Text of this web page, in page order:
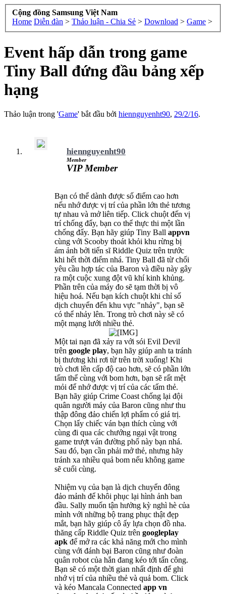
Cộng đồng Samsung Việt Nam
Home Diễn đàn > Thảo luận - Chia Sẻ > Download > Game >
Event hấp dẫn trong game
Tiny Ball đứng đầu bảng xếp
hạng
Thảo luận trong 'Game' bắt đầu bởi hiennguyenht90, 29/2/16.
hiennguyenht90
Member
VIP Member
Bạn có thể dành được số điểm cao hơn
nếu nhớ được vị trí của phần lớn thẻ tương
tự nhau và mở liên tiếp. Click chuột đến vị
trí chống đẩy, bạn co thể thực thi một lần
chống đẩy. Bạn hãy giúp Tiny Ball appvn
cùng với Scooby thoát khỏi khu rừng bị
ám ảnh bởi tiến sĩ Riddle Quiz trên trước
khi hết thời điểm nhá. Tiny Ball đã từ chối
yêu cầu hợp tác của Baron và điều này gây
ra một cuộc xung đột vũ khí kinh khủng.
Phần trên của máy đo sẽ tạm thời bị vô
hiệu hoá. Nếu bạn kích chuột khi chỉ số
dịch chuyển đến khu vực "nhảy", bạn sẽ
có thể nhảy lên. Trong trò chơi này sẽ có
một mạng lưới nhiều thẻ.
Một tai nạn đã xảy ra với sói Evil Devil
trên google play, bạn hãy giúp anh ta tránh
bị thương khi rơi từ trên trời xuống! Khi
trò chơi lên cấp độ cao hơn, sẽ có phần lớn
tấm thể cùng với bom hơn, bạn sẽ rất mệt
mỏi để nhớ được vị trí của các tấm thẻ.
Bạn hãy giúp Crime Coast chống lại đội
quân người máy của Baron cũng như thu
thập đông đảo chiến lợi phẩm có giá trị.
Chọn lấy chiếc ván bạn thích cùng với
cùng đi qua các chướng ngại vật trong
game trượt ván đường phố này bạn nhá.
Sau đó, bạn cần phải mở thẻ, nhưng hãy
tránh xa nhiều quả bom nếu không game
sẽ cuối cùng.
Nhiệm vụ của bạn là dịch chuyển đông
đảo mảnh để khôi phục lại hình ảnh ban
đầu. Sally muốn tận hưởng kỳ nghì hè của
mình với những bộ trang phục thật đẹp
mắt, bạn hãy giúp cô ấy lựa chọn đồ nha.
thăng cấp Riddle Quiz trên googleplay
apk để mở ra các khả năng mới cho mình
cùng với đánh bại Baron cũng như đoàn
quân robot của hắn đang kéo tới tấn công.
Bạn sẽ có một thời gian nhất định để ghi
nhớ vị trí của nhiều thẻ và quả bom. Click
và kéo Mancala Connected app vn